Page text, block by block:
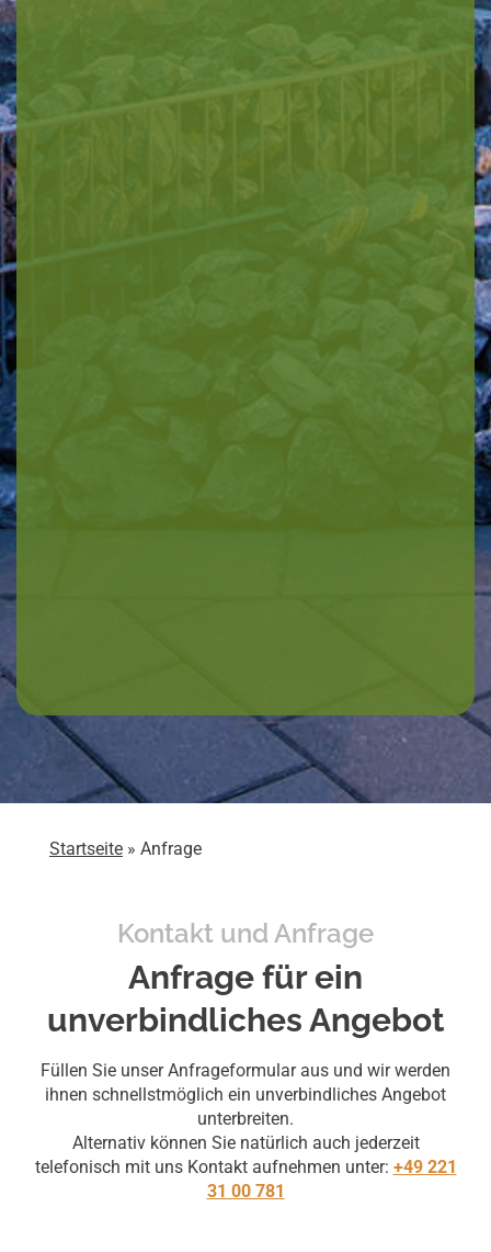
Startseite » Anfrage
Kontakt und Anfrage
Anfrage für ein
unverbindliches Angebot
Füllen Sie unser Anfrageformular aus und wir werden
ihnen schnellstmöglich ein unverbindliches Angebot
unterbreiten.
Alternativ können Sie natürlich auch jederzeit
telefonisch mit uns Kontakt aufnehmen unter: +49 221
31 00 781